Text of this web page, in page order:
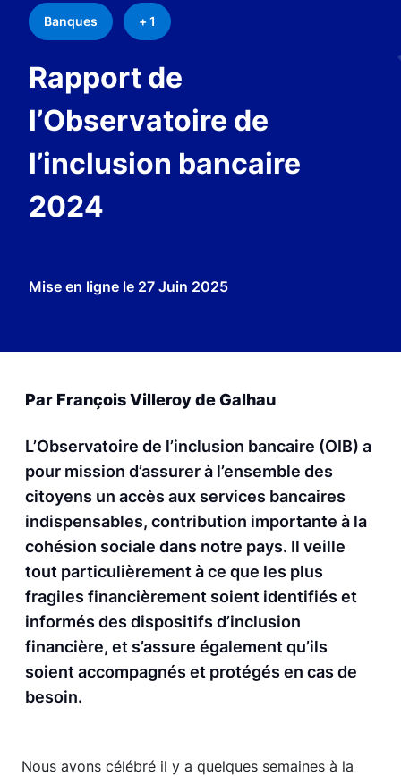
Banques + 1
Rapport de
l’Observatoire de
l’inclusion bancaire
2024
Mise en ligne le 27 Juin 2025
Par François Villeroy de Galhau
L’Observatoire de l’inclusion bancaire (OIB) a
pour mission d’assurer à l’ensemble des
citoyens un accès aux services bancaires
indispensables, contribution importante à la
cohésion sociale dans notre pays. Il veille
tout particulièrement à ce que les plus
fragiles financièrement soient identifiés et
informés des dispositifs d’inclusion
financière, et s’assure également qu’ils
soient accompagnés et protégés en cas de
besoin.
Nous avons célébré il y a quelques semaines à la